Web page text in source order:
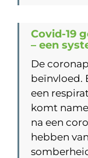
Covid-19
– een
De
beïnvloed.
een
komt
na een
hebben